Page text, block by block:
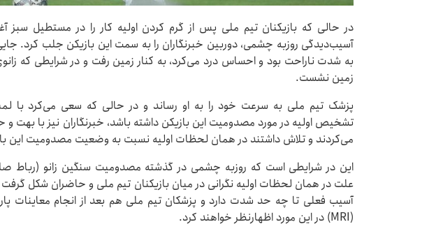
در حالی که بازیکنان تیم ملی پس از گرم کردن اولیه کار را در مستطیل سبز
آسیب‌دیدگی روزبه چشمی، دوربین خبرنگاران را به سمت این بازیکن جلب کرد.
به شدت ناراحت بود و احساس درد می‌کرد، به کنار زمین رفت و در شرایطی که
زمین نشست.
پزشک تیم ملی به سرعت خود را به او رساند و در حالی که سعی می‌کرد با
تشخیص اولیه در مورد مصدومیت این بازیکن داشته باشد، خبرنگاران نیز با بهت
می‌کردند و تلاش داشتند در همان لحظات اولیه نسبت به وضعیت مصدومیت این
این در شرایطی است که روزبه چشمی در گذشته مصدومیت سنگین زانو (رباط
علت در همان لحظات اولیه نگرانی در میان بازیکنان تیم ملی و حاضران شکل
آسیب فعلی تا چه حد شدت دارد و پزشکان تیم ملی هم بعد از انجام معاینات
(MRI) در این مورد اظهارنظر خواهند کرد.